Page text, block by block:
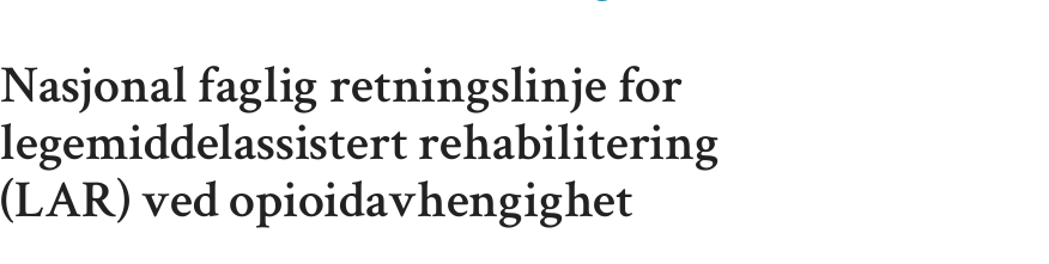
Nasjonal faglig retningslinje for
legemiddelassistert rehabilitering
(LAR) ved opioidavhengighet